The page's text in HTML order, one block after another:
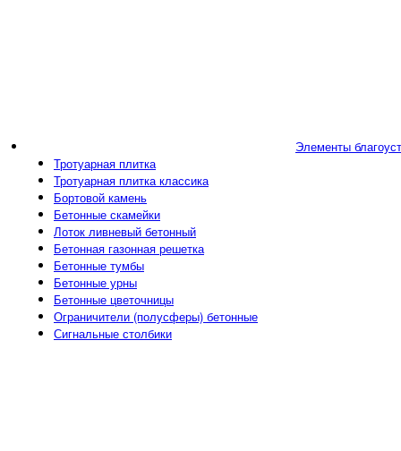
Элементы
Тротуарная плитка
Тротуарная плитка классика
Бортовой камень
Бетонные скамейки
Лоток ливневый бетонный
Бетонная газонная решетка
Бетонные тумбы
Бетонные урны
Бетонные цветочницы
Ограничители (полусферы) бетонные
Сигнальные столбики